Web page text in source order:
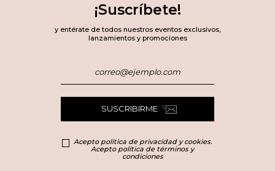
¡Suscríbete!
y entérate de todos nuestros eventos exclusivos,
lanzamientos y promociones
SUSCRIBIRME
Acepto política de privacidad y cookies.
Acepto política de términos y
condiciones